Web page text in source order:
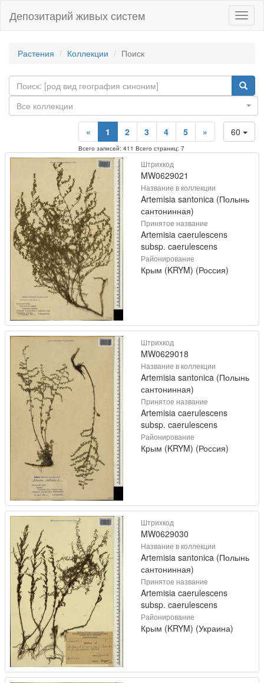
Депозитарий живых систем
Растения Коллекции Поиск
Все коллекции
60
« 1 2 3 4 5 »
Всего записей: 411 Всего страниц: 7
Штрихкод
MW0629021
Название в коллекции
Artemisia santonica (Полынь
сантонинная)
Принятое название
Artemisia caerulescens
subsp. caerulescens
Районирование
Крым (KRYM) (Россия)
Штрихкод
MW0629018
Название в коллекции
Artemisia santonica (Полынь
сантонинная)
Принятое название
Artemisia caerulescens
subsp. caerulescens
Районирование
Крым (KRYM) (Россия)
Штрихкод
MW0629030
Название в коллекции
Artemisia santonica (Полынь
сантонинная)
Принятое название
Artemisia caerulescens
subsp. caerulescens
Районирование
Крым (KRYM) (Украина)